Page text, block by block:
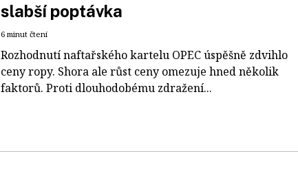
slabší poptávka
6 minut čtení
Rozhodnutí naftařského kartelu OPEC úspěšně zdvihlo
ceny ropy. Shora ale růst ceny omezuje hned několik
faktorů. Proti dlouhodobému zdražení...